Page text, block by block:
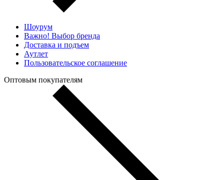
Шоурум
Важно! Выбор бренда
Доставка и подъем
Аутлет
Пользовательское соглашение
Оптовым покупателям